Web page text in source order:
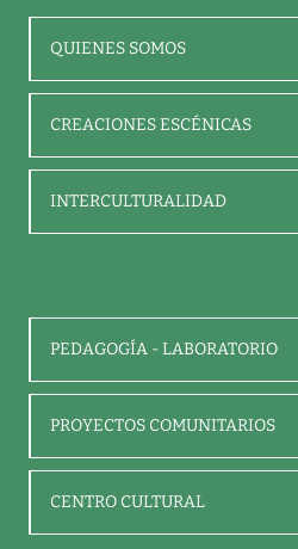
QUIENES SOMOS
CREACIONES ESCÉNICAS
INTERCULTURALIDAD
PEDAGOGÍA - LABORATORIO
PROYECTOS COMUNITARIOS
CENTRO CULTURAL